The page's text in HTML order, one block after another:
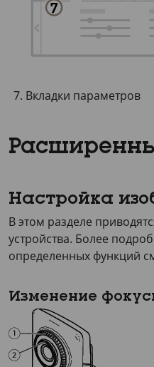
Вкладки параметров
Настройка
В этом разделе
устройства. Более
определенных функций
Изменение